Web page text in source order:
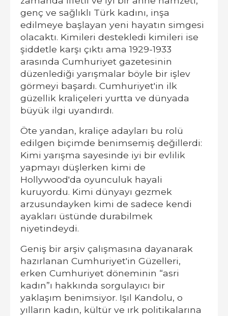
genç ve sağlıklı Türk kadını, inşa
edilmeye başlayan yeni hayatın simgesi
olacaktı. Kimileri destekledi kimileri ise
şiddetle karşı çıktı ama 1929-1933
arasında Cumhuriyet gazetesinin
düzenlediği yarışmalar böyle bir işlev
görmeyi başardı. Cumhuriyet'in ilk
güzellik kraliçeleri yurtta ve dünyada
büyük ilgi uyandırdı.
Öte yandan, kraliçe adayları bu rolü
edilgen biçimde benimsemiş değillerdi:
Kimi yarışma sayesinde iyi bir evlilik
yapmayı düşlerken kimi de
Hollywood'da oyunculuk hayali
kuruyordu. Kimi dünyayı gezmek
arzusundayken kimi de sadece kendi
ayakları üstünde durabilmek
niyetindeydi.
Geniş bir arşiv çalışmasına dayanarak
hazırlanan Cumhuriyet'in Güzelleri,
erken Cumhuriyet döneminin “asri
kadın”ı hakkında sorgulayıcı bir
yaklaşım benimsiyor. Işıl Kandolu, o
yılların kadın, kültür ve ırk politikalarına